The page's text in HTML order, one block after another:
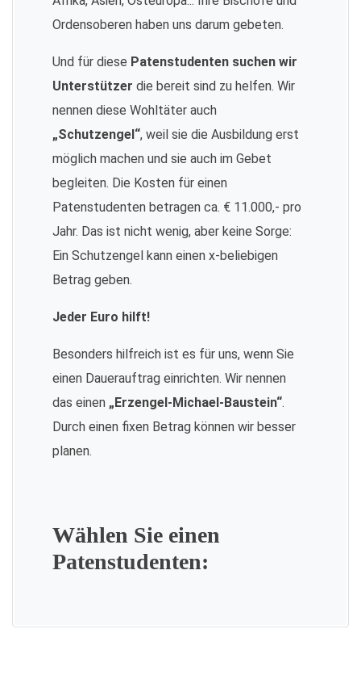
Ordensoberen haben uns darum gebeten.
Und für diese Patenstudenten suchen wir
Unterstützer die bereit sind zu helfen. Wir
nennen diese Wohltäter auch
„Schutzengel“, weil sie die Ausbildung erst
möglich machen und sie auch im Gebet
begleiten. Die Kosten für einen
Patenstudenten betragen ca. € 11.000,- pro
Jahr. Das ist nicht wenig, aber keine Sorge:
Ein Schutzengel kann einen x-beliebigen
Betrag geben.
Jeder Euro hilft!
Besonders hilfreich ist es für uns, wenn Sie
einen Dauerauftrag einrichten. Wir nennen
das einen „Erzengel-Michael-Baustein“.
Durch einen fixen Betrag können wir besser
planen.
Wählen Sie einen
Patenstudenten: